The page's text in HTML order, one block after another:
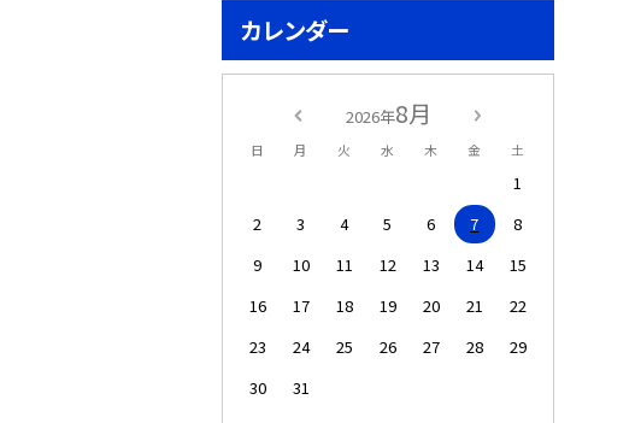
カレンダー
2026年8月
日 月 火 水 木 金 土
1
2
3 4 5 6 7
8
9
10 11 12 13 14
15
16
17 18 19 20 21
22
23
24 25 26 27 28
29
30
31